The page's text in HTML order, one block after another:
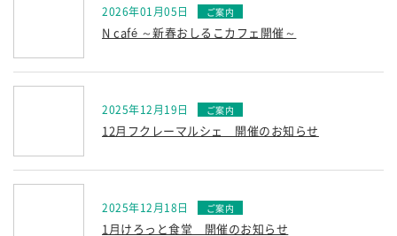
2026年01月05日
N café ～新春おしるこカフェ開催～
2025年12月19日
12月フクレーマルシェ 開催のお知らせ
2025年12月18日
1月けろっと食堂 開催のお知らせ